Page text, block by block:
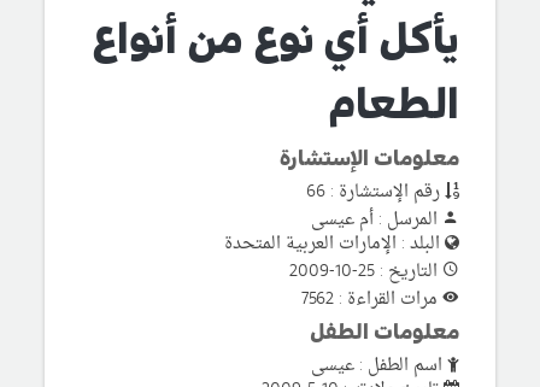
يأكل أي نوع من أنواع
الطعام
معلومات الإستشارة
رقم الإستشارة : 66
المرسل : أم عيسى
البلد : الإمارات العربية المتحدة
التاريخ : 25-10-2009
مرات القراءة : 7562
معلومات الطفل
اسم الطفل : عيسى